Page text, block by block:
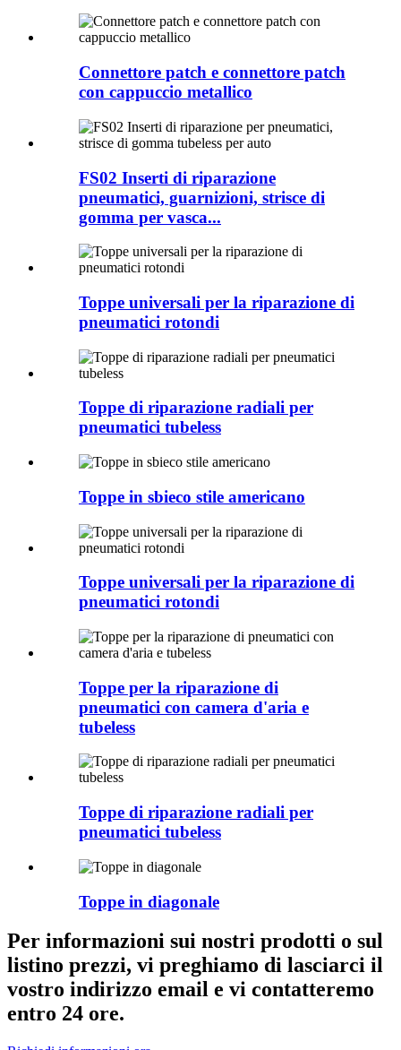
Connettore patch e connettore patch
con cappuccio metallico
FS02 Inserti di riparazione
pneumatici, guarnizioni, strisce di
gomma per vasca...
Toppe universali per la riparazione di
pneumatici rotondi
Toppe di riparazione radiali per
pneumatici tubeless
Toppe in sbieco stile americano
Toppe universali per la riparazione di
pneumatici rotondi
Toppe per la riparazione di
pneumatici con camera d'aria e
tubeless
Toppe di riparazione radiali per
pneumatici tubeless
Toppe in diagonale
Per informazioni sui nostri prodotti o sul
listino prezzi, vi preghiamo di lasciarci il
vostro indirizzo email e vi contatteremo
entro 24 ore.